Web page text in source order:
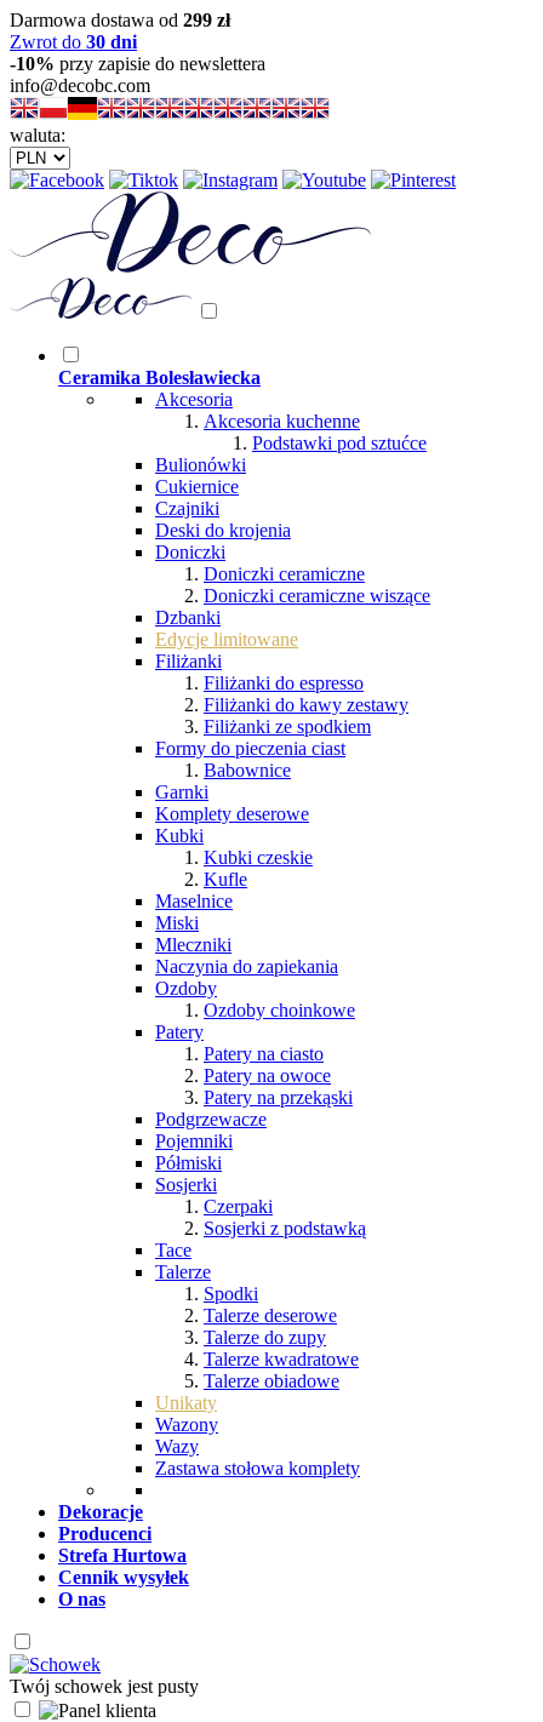
Darmowa dostawa od 299 zł
Zwrot do 30 dni
-10% przy zapisie do newslettera
info@decobc.com
waluta:
Ceramika Bolesławiecka
Akcesoria
Akcesoria kuchenne
Podstawki pod sztućce
Bulionówki
Cukiernice
Czajniki
Deski do krojenia
Doniczki
Doniczki ceramiczne
Doniczki ceramiczne wiszące
Dzbanki
Edycje limitowane
Filiżanki
Filiżanki do espresso
Filiżanki do kawy zestawy
Filiżanki ze spodkiem
Formy do pieczenia ciast
Babownice
Garnki
Komplety deserowe
Kubki
Kubki czeskie
Kufle
Maselnice
Miski
Mleczniki
Naczynia do zapiekania
Ozdoby
Ozdoby choinkowe
Patery
Patery na ciasto
Patery na owoce
Patery na przekąski
Podgrzewacze
Pojemniki
Półmiski
Sosjerki
Czerpaki
Sosjerki z podstawką
Tace
Talerze
Spodki
Talerze deserowe
Talerze do zupy
Talerze kwadratowe
Talerze obiadowe
Unikaty
Wazony
Wazy
Zastawa stołowa komplety
Dekoracje
Producenci
Strefa Hurtowa
Cennik wysyłek
O nas
Twój schowek jest pusty